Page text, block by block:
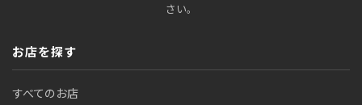
さい。
お店を探す
すべてのお店